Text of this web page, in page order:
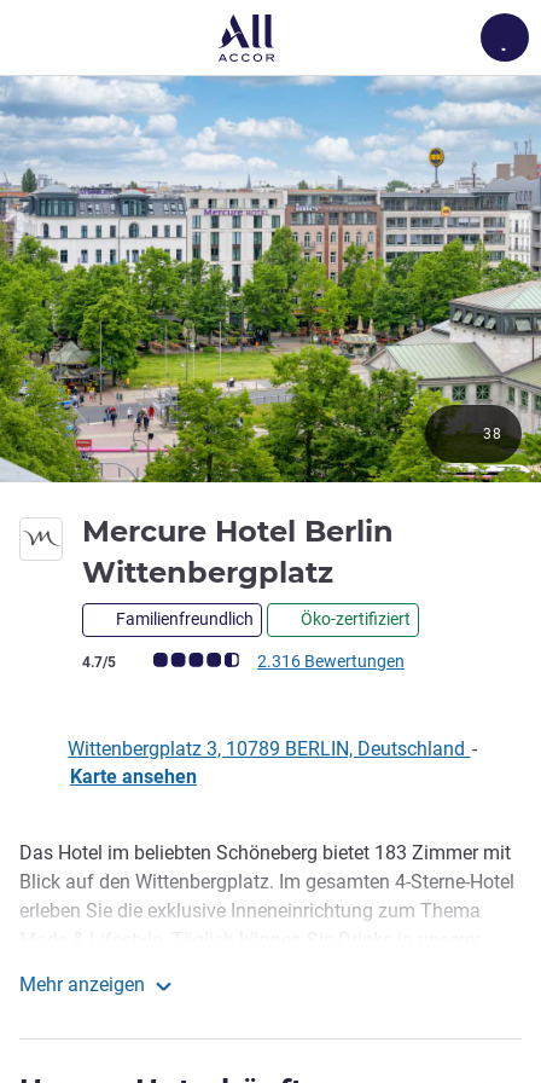
Mercure Hotel Berlin
Wittenbergplatz
Familienfreundlich Öko-zertifiziert
Note Kundenmeinungen (Bewertung ALL)
4.7/5 2.316 Bewertungen
38
Wittenbergplatz 3, 10789 BERLIN, Deutschland -
Karte ansehen
Beschreibung
Das Hotel im beliebten Schöneberg bietet 183 Zimmer mit
Blick auf den Wittenbergplatz. Im gesamten 4-Sterne-Hotel
erleben Sie die exklusive Inneneinrichtung zum Thema
Lage nahe des KaDeWe perfekt. Insgesamt ist das Hotel
Mehr anzeigen